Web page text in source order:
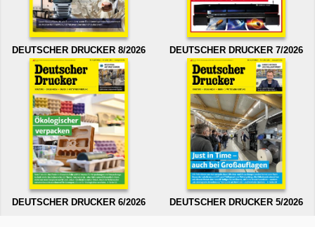
DEUTSCHER DRUCKER 8/2026 DEUTSCHER DRUCKER 7/2026
DEUTSCHER DRUCKER 6/2026 DEUTSCHER DRUCKER 5/2026